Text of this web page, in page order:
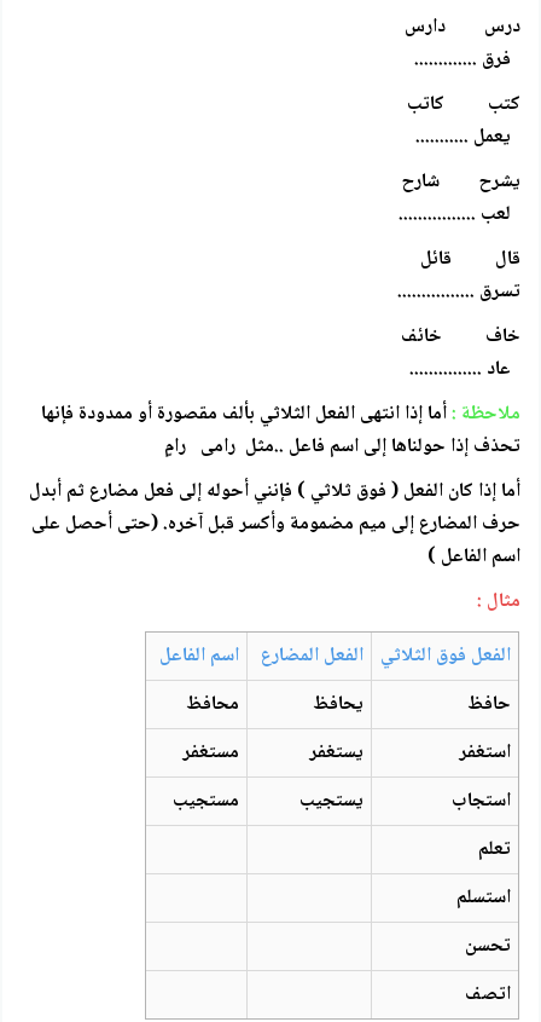
درس دارس
فرق .............
كتب كاتب
يعمل ...........
يشرح شارح
لعب ................
قال قائل
تسرق ................
خاف خائف
عاد ...............
ملاحظة :أما إذا انتهى الفعل الثلاثي بألف مقصورة أو ممدودة فإنها
تحذف إذا حولناها إلى اسم فاعل ..مثل رامى رامٍ
أما إذا كان الفعل ( فوق ثلاثي ) فإنني أحوله إلى فعل مضارع ثم أبدل
حرف المضارع إلى ميم مضمومة وأكسر قبل آخره. (حتى أحصل على
اسم الفاعل )
مثال :
الفعل فوق الثلاثي الفعل المضارع
اسم الفاعل
حافظ
يحافظ
محافظ
استغفر
يستغفر
مستغفر
استجاب
يستجيب
مستجيب
تعلم
استسلم
تحسن
اتصف